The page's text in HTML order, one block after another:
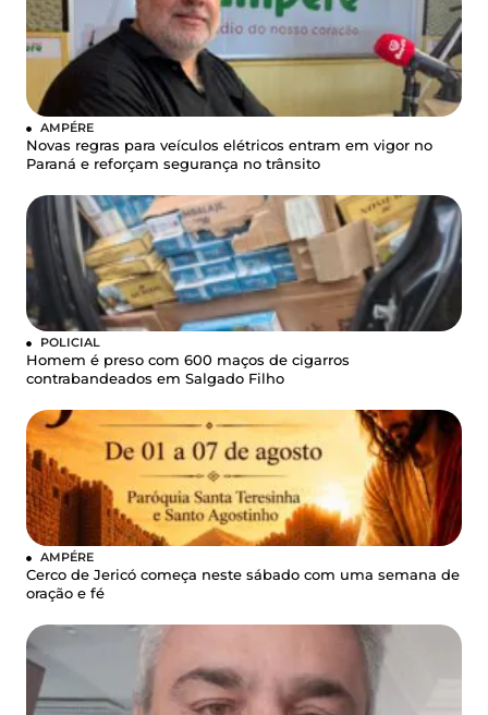
AMPÉRE
Novas regras para veículos elétricos entram em vigor no
Paraná e reforçam segurança no trânsito
POLICIAL
Homem é preso com 600 maços de cigarros
contrabandeados em Salgado Filho
AMPÉRE
Cerco de Jericó começa neste sábado com uma semana de
oração e fé